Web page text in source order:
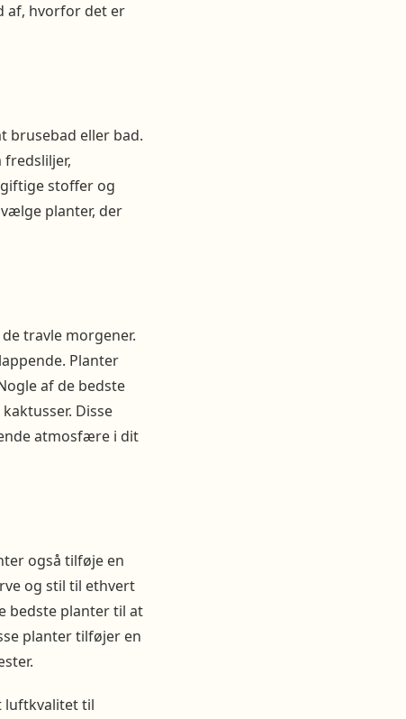
af, hvorfor det er
brusebad eller bad.
stoffer og
planter, der
travle morgener.
Planter
af de bedste
Disse
atmosfære i dit
også tilføje en
og stil til ethvert
bedste planter til at
planter tilføjer en
luftkvalitet til